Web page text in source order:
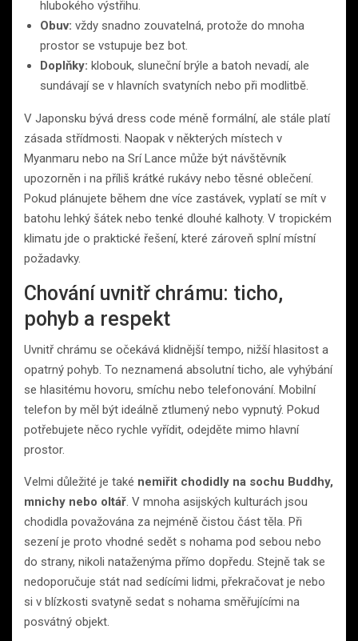
hlubokého výstřihu.
Obuv: vždy snadno zouvatelná, protože do mnoha
prostor se vstupuje bez bot.
Doplňky: klobouk, sluneční brýle a batoh nevadí, ale
sundávají se v hlavních svatyních nebo při modlitbě.
V Japonsku bývá dress code méně formální, ale stále platí
zásada střídmosti. Naopak v některých místech v
Myanmaru nebo na Srí Lance může být návštěvník
upozorněn i na příliš krátké rukávy nebo těsné oblečení.
Pokud plánujete během dne více zastávek, vyplatí se mít v
batohu lehký šátek nebo tenké dlouhé kalhoty. V tropickém
klimatu jde o praktické řešení, které zároveň splní místní
požadavky.
Chování uvnitř chrámu: ticho,
pohyb a respekt
Uvnitř chrámu se očekává klidnější tempo, nižší hlasitost a
opatrný pohyb. To neznamená absolutní ticho, ale vyhýbání
se hlasitému hovoru, smíchu nebo telefonování. Mobilní
telefon by měl být ideálně ztlumený nebo vypnutý. Pokud
potřebujete něco rychle vyřídit, odejděte mimo hlavní
prostor.
Velmi důležité je také nemiřit chodidly na sochu Buddhy,
mnichy nebo oltář. V mnoha asijských kulturách jsou
chodidla považována za nejméně čistou část těla. Při
sezení je proto vhodné sedět s nohama pod sebou nebo
do strany, nikoli nataženýma přímo dopředu. Stejně tak se
nedoporučuje stát nad sedícími lidmi, překračovat je nebo
si v blízkosti svatyně sedat s nohama směřujícími na
posvátný objekt.